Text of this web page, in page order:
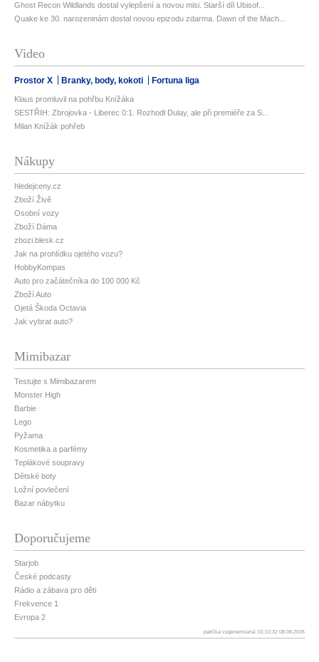
Ghost Recon Wildlands dostal vylepšení a novou misi. Starší díl Ubisof...
Quake ke 30. narozeninám dostal novou epizodu zdarma. Dawn of the Mach...
Video
Prostor X Branky, body, kokoti Fortuna liga
Klaus promluvil na pohřbu Knížáka
SESTŘIH: Zbrojovka - Liberec 0:1. Rozhodl Dulay, ale při premiéře za S...
Milan Knížák pohřeb
Nákupy
hledejceny.cz
Zboží Živě
Osobní vozy
Zboží Dáma
zbozi.blesk.cz
Jak na prohlídku ojetého vozu?
HobbyKompas
Auto pro začátečníka do 100 000 Kč
Zboží Auto
Ojetá Škoda Octavia
Jak vybrat auto?
Mimibazar
Testujte s Mimibazarem
Monster High
Barbie
Lego
Pyžama
Kosmetika a parfémy
Teplákové soupravy
Dětské boty
Ložní povlečení
Bazar nábytku
Doporučujeme
Starjob
České podcasty
Rádio a zábava pro děti
Frekvence 1
Evropa 2
patička vygenerovaná: 01:10:32 08.08.2026